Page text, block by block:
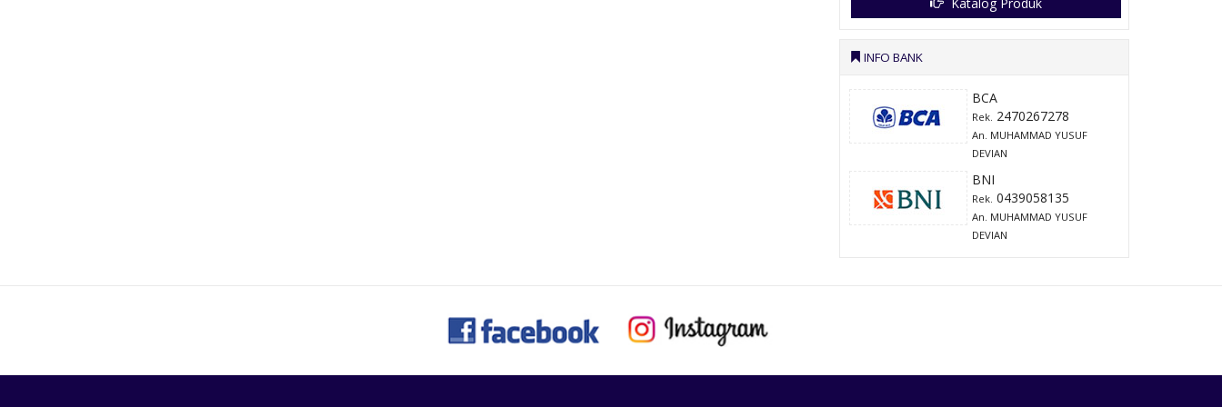
INFO BANK
BCA
Rek. 2470267278
An. MUHAMMAD YUSUF
DEVIAN
BNI
Rek. 0439058135
An. MUHAMMAD YUSUF
DEVIAN